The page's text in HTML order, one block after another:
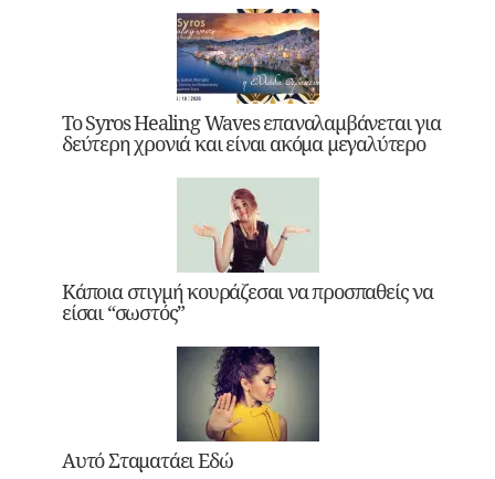
Το Syros Healing Waves επαναλαμβάνεται για
δεύτερη χρονιά και είναι ακόμα μεγαλύτερο
Κάποια στιγμή κουράζεσαι να προσπαθείς να
είσαι “σωστός”
Αυτό Σταματάει Εδώ